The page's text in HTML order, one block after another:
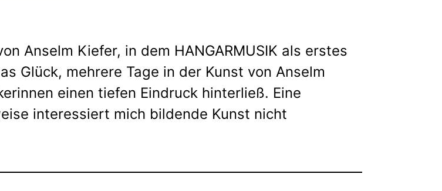
Anselm Kiefer, in dem HANGARMUSIK als erstes
Glück, mehrere Tage in der Kunst von Anselm
einen tiefen Eindruck hinterließ. Eine
interessiert mich bildende Kunst nicht